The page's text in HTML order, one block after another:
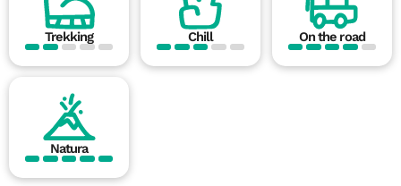
Trekking Chill On the road
Natura